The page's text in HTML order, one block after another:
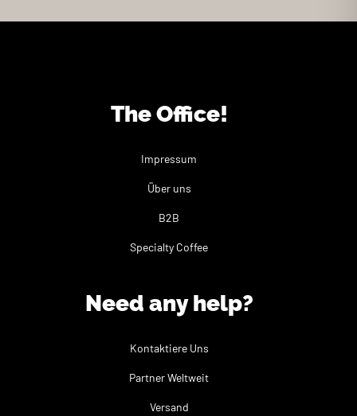
The Office!
Impressum
Über uns
B2B
Specialty Coffee
Need any help?
Kontaktiere Uns
Partner Weltweit
Versand